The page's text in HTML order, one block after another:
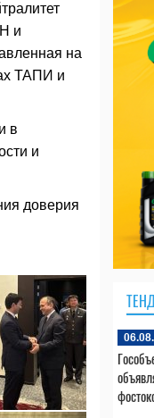
и
на
ТАПИ и
в
и
доверия